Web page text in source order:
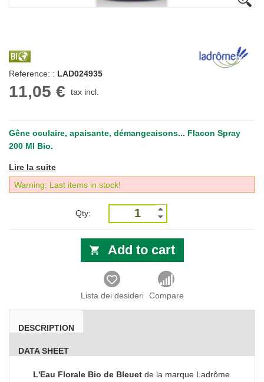
Reference: : LAD024935
11,05 € tax incl.
Gêne oculaire, apaisante, démangeaisons... Flacon Spray
200 Ml Bio.
Lire la suite
Warning: Last items in stock!
Qty:
Add to cart
Lista dei desideri Compare
DESCRIPTION
DATA SHEET
L'Eau Florale Bio de Bleuet de la marque Ladrôme